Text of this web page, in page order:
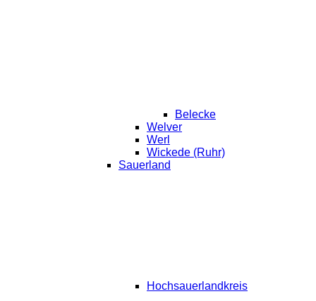
Belecke
Welver
Werl
Wickede (Ruhr)
Sauerland
Hochsauerlandkreis